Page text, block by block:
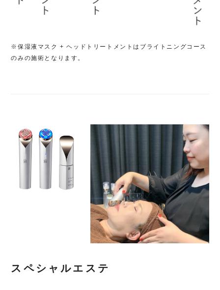
※保湿液マスク + ヘッドトリートメントはブライトニングコース
のみの施術となります。
スペシャルエステ